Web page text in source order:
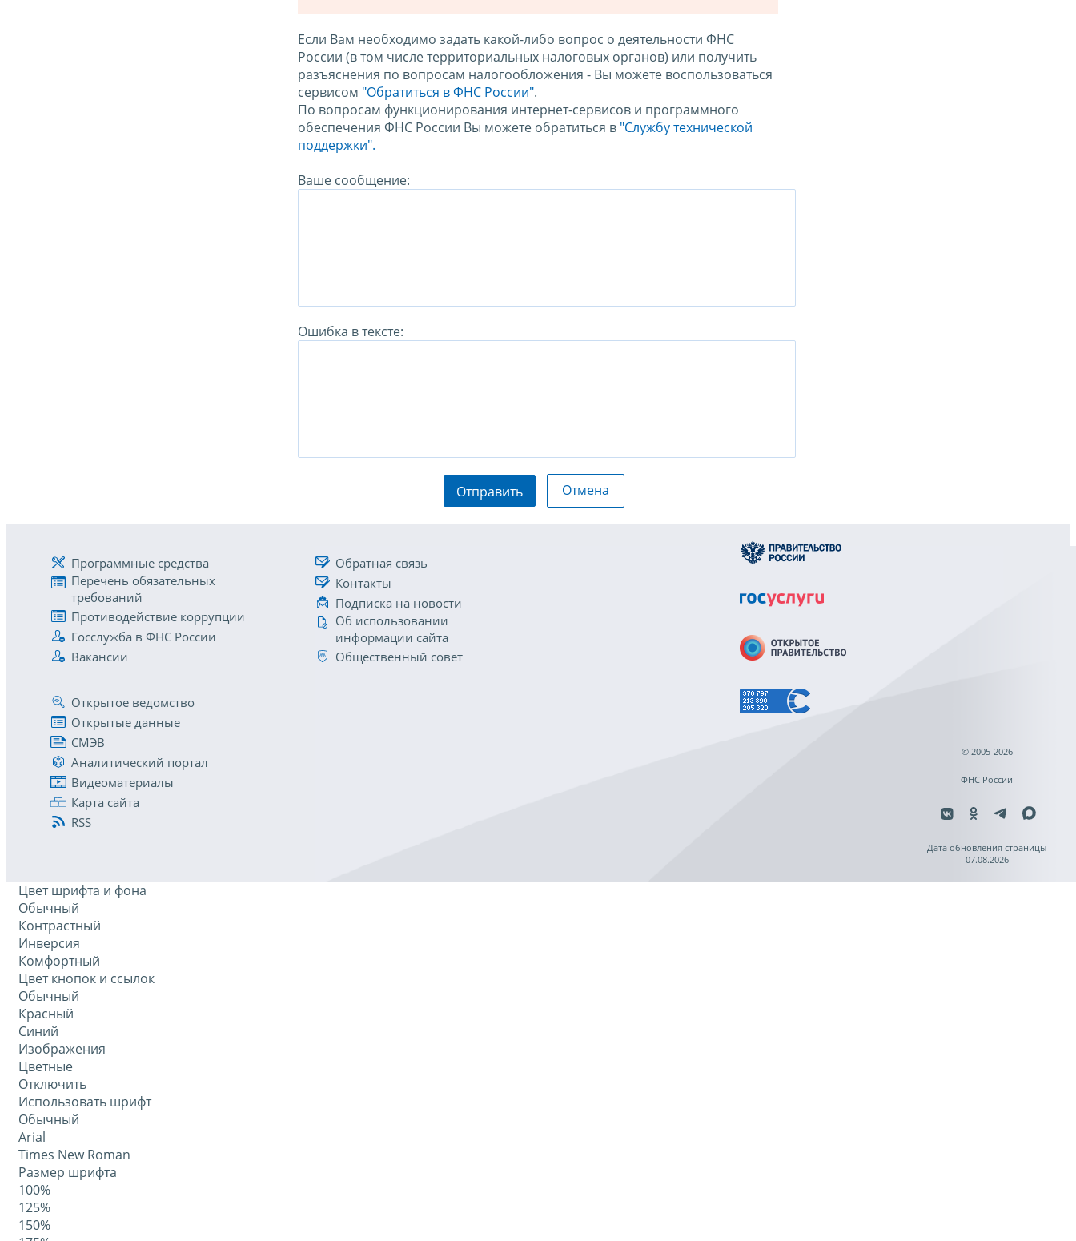
Если Вам необходимо задать какой-либо вопрос о деятельности ФНС
России (в том числе территориальных налоговых органов) или получить
разъяснения по вопросам налогообложения - Вы можете воспользоваться
сервисом "Обратиться в ФНС России".
По вопросам функционирования интернет-сервисов и программного
обеспечения ФНС России Вы можете обратиться в "Службу технической
поддержки".
Ваше сообщение:
Ошибка в тексте:
Отправить Отмена
Программные средства
Перечень обязательных
требований
Противодействие коррупции
Госслужба в ФНС России
Вакансии
Обратная связь
Контакты
Подписка на новости
Об использовании
информации сайта
Общественный совет
Открытое ведомство
Открытые данные
СМЭВ
Аналитический портал
Видеоматериалы
Карта сайта
RSS
© 2005-2026
ФНС России
Дата обновления страницы
07.08.2026
Цвет шрифта и фона
Обычный
Контрастный
Инверсия
Комфортный
Цвет кнопок и ссылок
Обычный
Красный
Синий
Изображения
Цветные
Отключить
Использовать шрифт
Обычный
Arial
Times New Roman
Размер шрифта
100%
125%
150%